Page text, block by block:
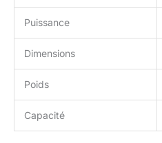
Puissance
Dimensions
Poids
Capacité